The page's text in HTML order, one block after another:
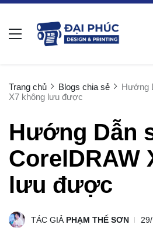
Trang chủ Blogs chia sẻ
Hướng
X7 không lưu được
Hướng Dẫn
CorelDRAW
lưu được
TÁC GIẢ PHẠM THẾ SƠN